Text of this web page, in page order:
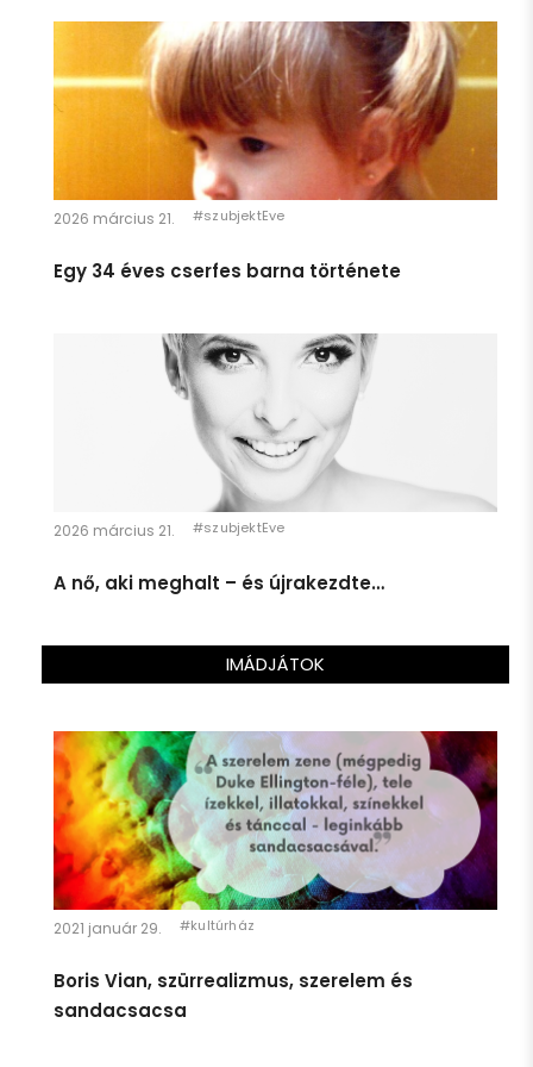
magadat.
Ha megteheted, szánj erre egy napot. MOST.
https://szubjekteve.hu/a-no-aki-meghalt-es-ujrakezdte/
- 1 perc: Temu alkalmazás eltávolítása (kell a francnak!
felkiáltással)
De legalább a 35 perc kijött. A többit nem erőltetjük, a
Temut meghagyom a professzoroknak.
Hát ez hatalmas.
Bár kicsit késő van ehhez most, de egy
mémes oldalon jött szembe:
Az élet 4 stádiuma:
1 Hiszel a Télapóban.
2 NEM hiszel a Télapóban.
3 Te vagy a Télapó.
Jelentem, én úton a 4. etap felé!
SzubjektEve
2026 március 21. #szubjektEve
Egy 34 éves cserfes barna története
2026 március 21. #szubjektEve
A nő, aki meghalt – és újrakezdte…
IMÁDJÁTOK
2021 január 29. #kultúrház
Boris Vian, szürrealizmus, szerelem és
sandacsacsa